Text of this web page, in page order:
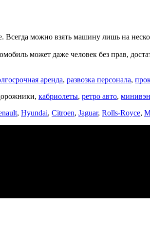
можно взять машину лишь на
может даже человек без прав,
аренда, развозка персонала,
кабриолеты, ретро авто,
, Hyundai, Citroen, Jaguar, Rolls-Royce,